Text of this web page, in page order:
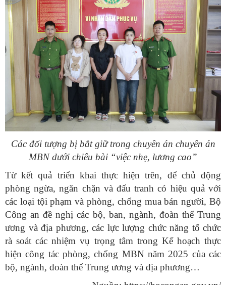
Các đối tượng bị bắt giữ trong chuyên án chuyên án
MBN dưới chiêu bài “việc nhẹ, lương cao”
Từ kết quả triển khai thực hiện trên, để chủ động
phòng ngừa, ngăn chặn và đấu tranh có hiệu quả với
các loại tội phạm và phòng, chống mua bán người, Bộ
Công an đề nghị các bộ, ban, ngành, đoàn thể Trung
ương và địa phương, các lực lượng chức năng tổ chức
rà soát các nhiệm vụ trọng tâm trong Kế hoạch thực
hiện công tác phòng, chống MBN năm 2025 của các
bộ, ngành, đoàn thể Trung ương và địa phương…